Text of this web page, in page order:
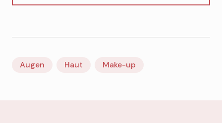
Augen Haut Make-up